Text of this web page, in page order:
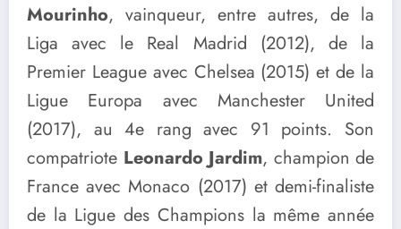
Mourinho, vainqueur, entre autres, de la
Liga avec le Real Madrid (2012), de la
Premier League avec Chelsea (2015) et de la
Ligue Europa avec Manchester United
(2017), au 4e rang avec 91 points. Son
compatriote Leonardo Jardim, champion de
France avec Monaco (2017) et demi-finaliste
de la Ligue des Champions la même année